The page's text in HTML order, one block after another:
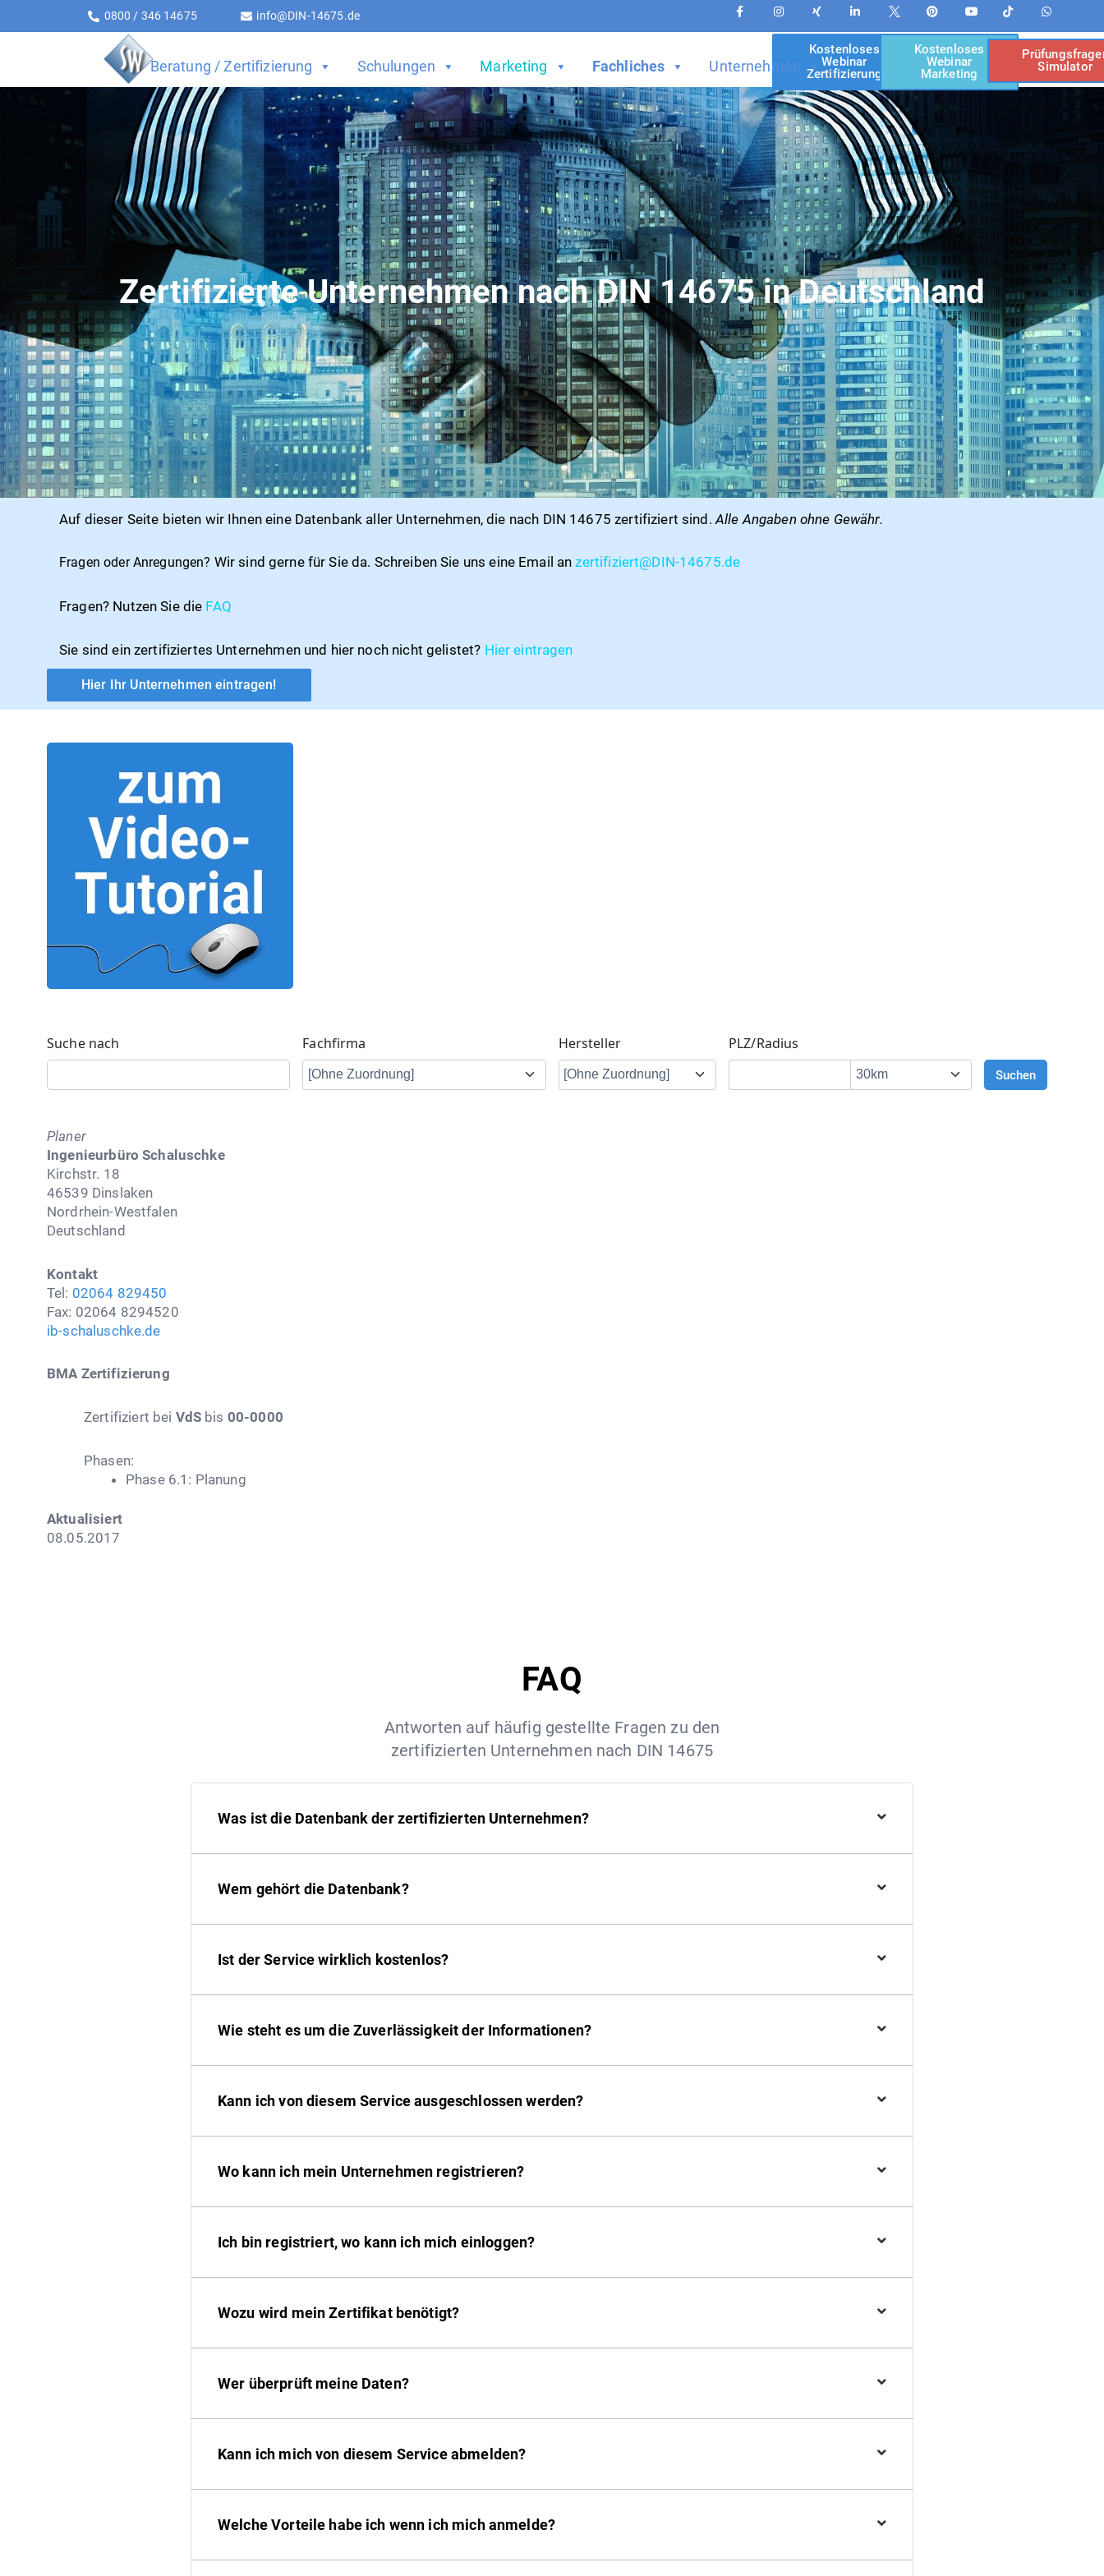
0800 / 346 14675 info@DIN-14675.de
Beratung / Zertifizierung Schulungen Marketing Fachliches Unternehmen
Kostenloses
Webinar
Zertifizierung
Kostenloses
Webinar
Marketing
Simulator
Zertifizierte Unternehmen nachDIN 14675 in Deutschland
Auf dieser Seite bieten wir Ihnen eine Datenbank aller Unternehmen, die nach DIN 14675 zertifiziert sind. Alle Angaben ohne Gewähr.
Fragen oder Anregungen? Wir sind gerne für Sie da. Schreiben Sie uns eine Email anzertifiziert@DIN-14675.de
Fragen? Nutzen Sie die FAQ
Sie sind ein zertifiziertes Unternehmen und hier noch nicht gelistet? Hier eintragen
Hier Ihr Unternehmen eintragen!
Suche nach Fachfirma Hersteller PLZ/Radius
Suchen
Planer
Ingenieurbüro Schaluschke
Kirchstr. 18
46539 Dinslaken
Nordrhein-Westfalen
Deutschland
Kontakt
Tel: 02064 829450
Fax: 02064 8294520
ib-schaluschke.de
BMA Zertifizierung
Zertifiziert bei VdS bis 00-0000
Phasen:
Phase 6.1: Planung
Aktualisiert
08.05.2017
FAQ
Antworten auf häufig gestellte Fragen zu den
zertifizierten Unternehmen nach DIN 14675
Was ist die Datenbank der zertifizierten Unternehmen?
Wem gehört die Datenbank?
Ist der Service wirklich kostenlos?
Wie steht es um die Zuverlässigkeit der Informationen?
Kann ich von diesem Service ausgeschlossen werden?
Wo kann ich mein Unternehmen registrieren?
Ich bin registriert, wo kann ich mich einloggen?
Wozu wird mein Zertifikat benötigt?
Wer überprüft meine Daten?
Kann ich mich von diesem Service abmelden?
Welche Vorteile habe ich wenn ich mich anmelde?